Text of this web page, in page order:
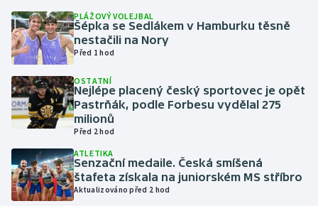
Gymnastika
Házená
Jezdectví
Judo
Krasobruslení
Lezení
PLÁŽOVÝ VOLEJBAL
Šépka se Sedlákem v Hamburku těsně
nestačili na Nory
Před 1 hod
OSTATNÍ
Nejlépe placený český sportovec je opět
Pastrňák, podle Forbesu vydělal 275
milionů
Před 2 hod
ATLETIKA
Senzační medaile. Česká smíšená
štafeta získala na juniorském MS stříbro
Aktualizováno před 2 hod